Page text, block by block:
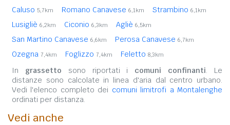
Caluso 5,7km Romano Canavese 6,1km Strambino 6,1km
Lusigliè 6,2km Ciconio 6,3km Agliè 6,5km
San Martino Canavese 6,6km Perosa Canavese 6,7km
Ozegna 7,4km Foglizzo 7,4km Feletto 8,3km
In grassetto sono riportati i comuni confinanti. Le
distanze sono calcolate in linea d'aria dal centro urbano.
Vedi l'elenco completo dei comuni limitrofi a Montalenghe
ordinati per distanza.
Vedi anche